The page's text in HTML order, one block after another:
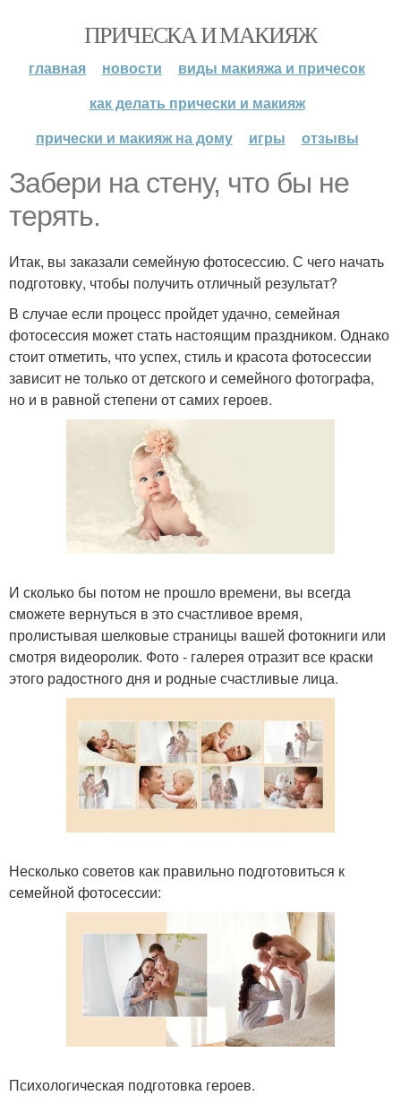
ПРИЧЕСКА И МАКИЯЖ
главная новости
виды макияжа и причесок
как делать прически и макияж
прически и макияж на дому
игры отзывы
Забери на стену, что бы не
терять.
Итак, вы заказали семейную фотосессию. С чего начать
подготовку, чтобы получить отличный результат?
В случае если процесс пройдет удачно, семейная
фотосессия может стать настоящим праздником. Однако
стоит отметить, что успех, стиль и красота фотосессии
зависит не только от детского и семейного фотографа,
но и в равной степени от самих героев.
И сколько бы потом не прошло времени, вы всегда
сможете вернуться в это счастливое время,
пролистывая шелковые страницы вашей фотокниги или
смотря видеоролик. Фото - галерея отразит все краски
этого радостного дня и родные счастливые лица.
Несколько советов как правильно подготовиться к
семейной фотосессии:
Психологическая подготовка героев.